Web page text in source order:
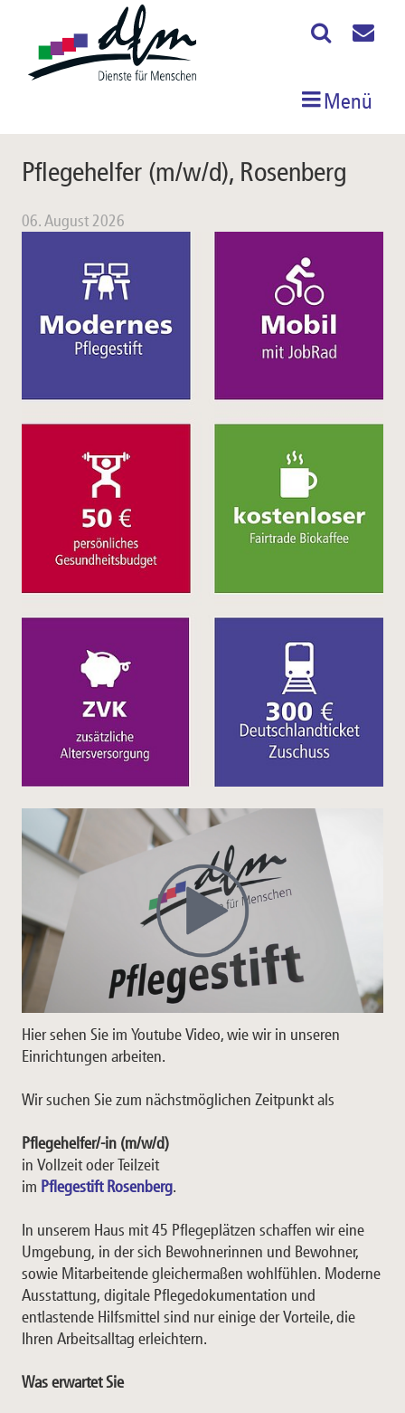
Menü
Pflegehelfer (m/w/d), Rosenberg
06. August 2026
Hier sehen Sie im Youtube Video, wie wir in unseren
Einrichtungen arbeiten.
Wir suchen Sie zum nächstmöglichen Zeitpunkt als
Pflegehelfer/-in (m/w/d)
in Vollzeit oder Teilzeit
im Pflegestift Rosenberg.
In unserem Haus mit 45 Pflegeplätzen schaffen wir eine
Umgebung, in der sich Bewohnerinnen und Bewohner,
sowie Mitarbeitende gleichermaßen wohlfühlen. Moderne
Ausstattung, digitale Pflegedokumentation und
entlastende Hilfsmittel sind nur einige der Vorteile, die
Ihren Arbeitsalltag erleichtern.
Was erwartet Sie